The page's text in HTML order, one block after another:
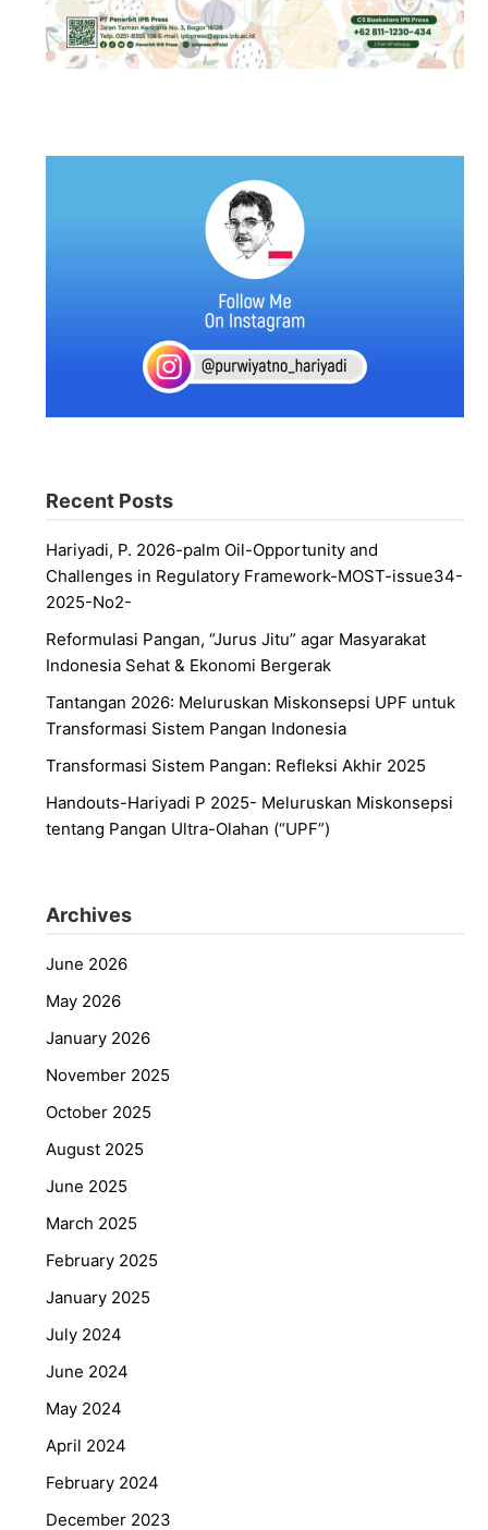
Recent Posts
Hariyadi, P. 2026-palm Oil-Opportunity and
Challenges in Regulatory Framework-MOST-issue34-
2025-No2-
Reformulasi Pangan, “Jurus Jitu” agar Masyarakat
Indonesia Sehat & Ekonomi Bergerak
Tantangan 2026: Meluruskan Miskonsepsi UPF untuk
Transformasi Sistem Pangan Indonesia
Transformasi Sistem Pangan: Refleksi Akhir 2025
Handouts-Hariyadi P 2025- Meluruskan Miskonsepsi
tentang Pangan Ultra-Olahan (“UPF”)
Archives
June 2026
May 2026
January 2026
November 2025
October 2025
August 2025
June 2025
March 2025
February 2025
January 2025
July 2024
June 2024
May 2024
April 2024
February 2024
December 2023